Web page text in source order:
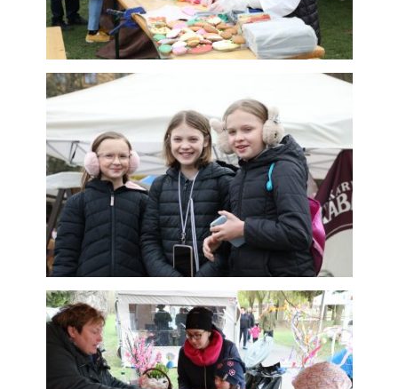
souhlas, nebudete
příjemcem obsahů
a reklam
přizpůsobených